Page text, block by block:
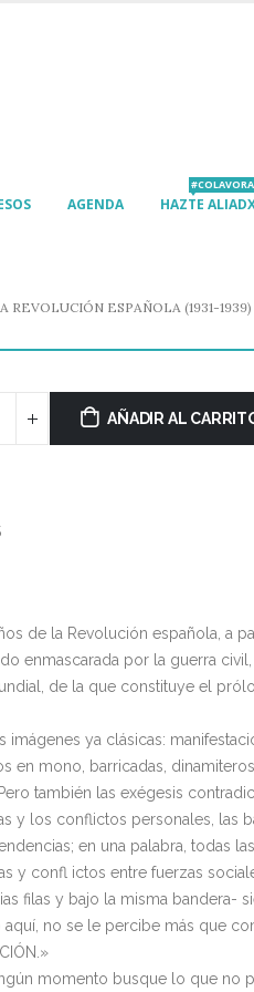
AGENDA HAZTE
#COLAVORA
REVOLUCIÓN ESPAÑOLA (1931-1939)
AÑADIR AL
de la Revolución española, a
enmascarada por la guerra civil,
de la que constituye el
imágenes ya clásicas:
en mono, barricadas,
también las exégesis
y los conflictos personales, las
en una palabra, todas
y confl ictos entre fuerzas
filas y bajo la misma bandera-
no se le percibe más que
momento busque lo que no